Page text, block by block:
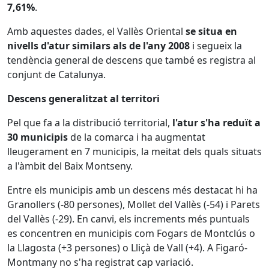
7,61%.
Amb aquestes dades, el Vallès Oriental se situa en
nivells d'atur similars als de l'any 2008 i segueix la
tendència general de descens que també es registra al
conjunt de Catalunya.
Descens generalitzat al territori
Pel que fa a la distribució territorial, l'atur s'ha reduït a
30 municipisde la comarca i ha augmentat
lleugerament en 7 municipis, la meitat dels quals situats
a l'àmbit del Baix Montseny.
Entre els municipis amb un descens més destacat hi ha
Granollers (-80 persones), Mollet del Vallès (-54) i Parets
del Vallès (-29). En canvi, els increments més puntuals
es concentren en municipis com Fogars de Montclús o
la Llagosta (+3 persones) o Lliçà de Vall (+4). A Figaró-
Montmany no s'ha registrat cap variació.